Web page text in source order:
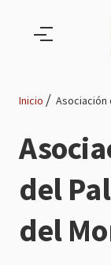
Ruta
de
Inicio Asociación
del
del